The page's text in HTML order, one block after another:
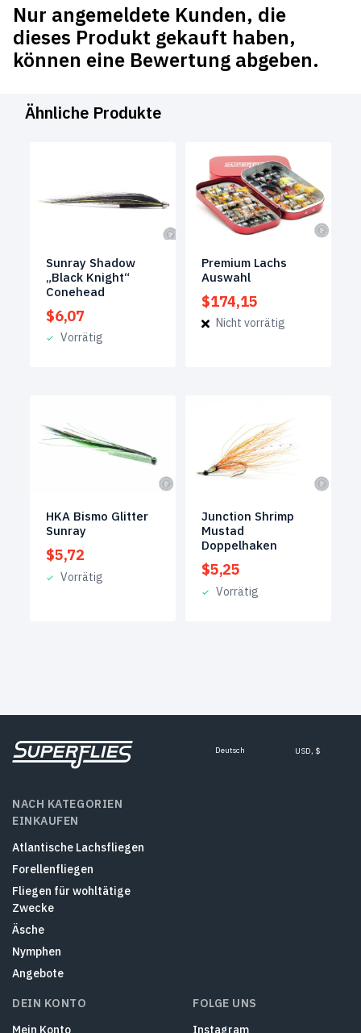
Nur angemeldete Kunden, die
dieses Produkt gekauft haben,
können eine Bewertung abgeben.
Ähnliche Produkte
Sunray Shadow
„Black Knight“
Conehead
$6,07
Vorrätig
Premium Lachs
Auswahl
$174,15
Nicht vorrätig
HKA Bismo Glitter
Sunray
$5,72
Vorrätig
Junction Shrimp
Mustad
Doppelhaken
$5,25
Vorrätig
Deutsch USD, $
NACH KATEGORIEN
EINKAUFEN
Atlantische Lachsfliegen
Forellenfliegen
Fliegen für wohltätige
Zwecke
Äsche
Nymphen
Angebote
DEIN KONTO
Mein Konto
FOLGE UNS
Instagram